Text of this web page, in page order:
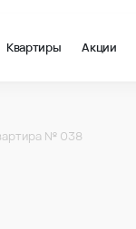
Квартиры Акции
№ 038